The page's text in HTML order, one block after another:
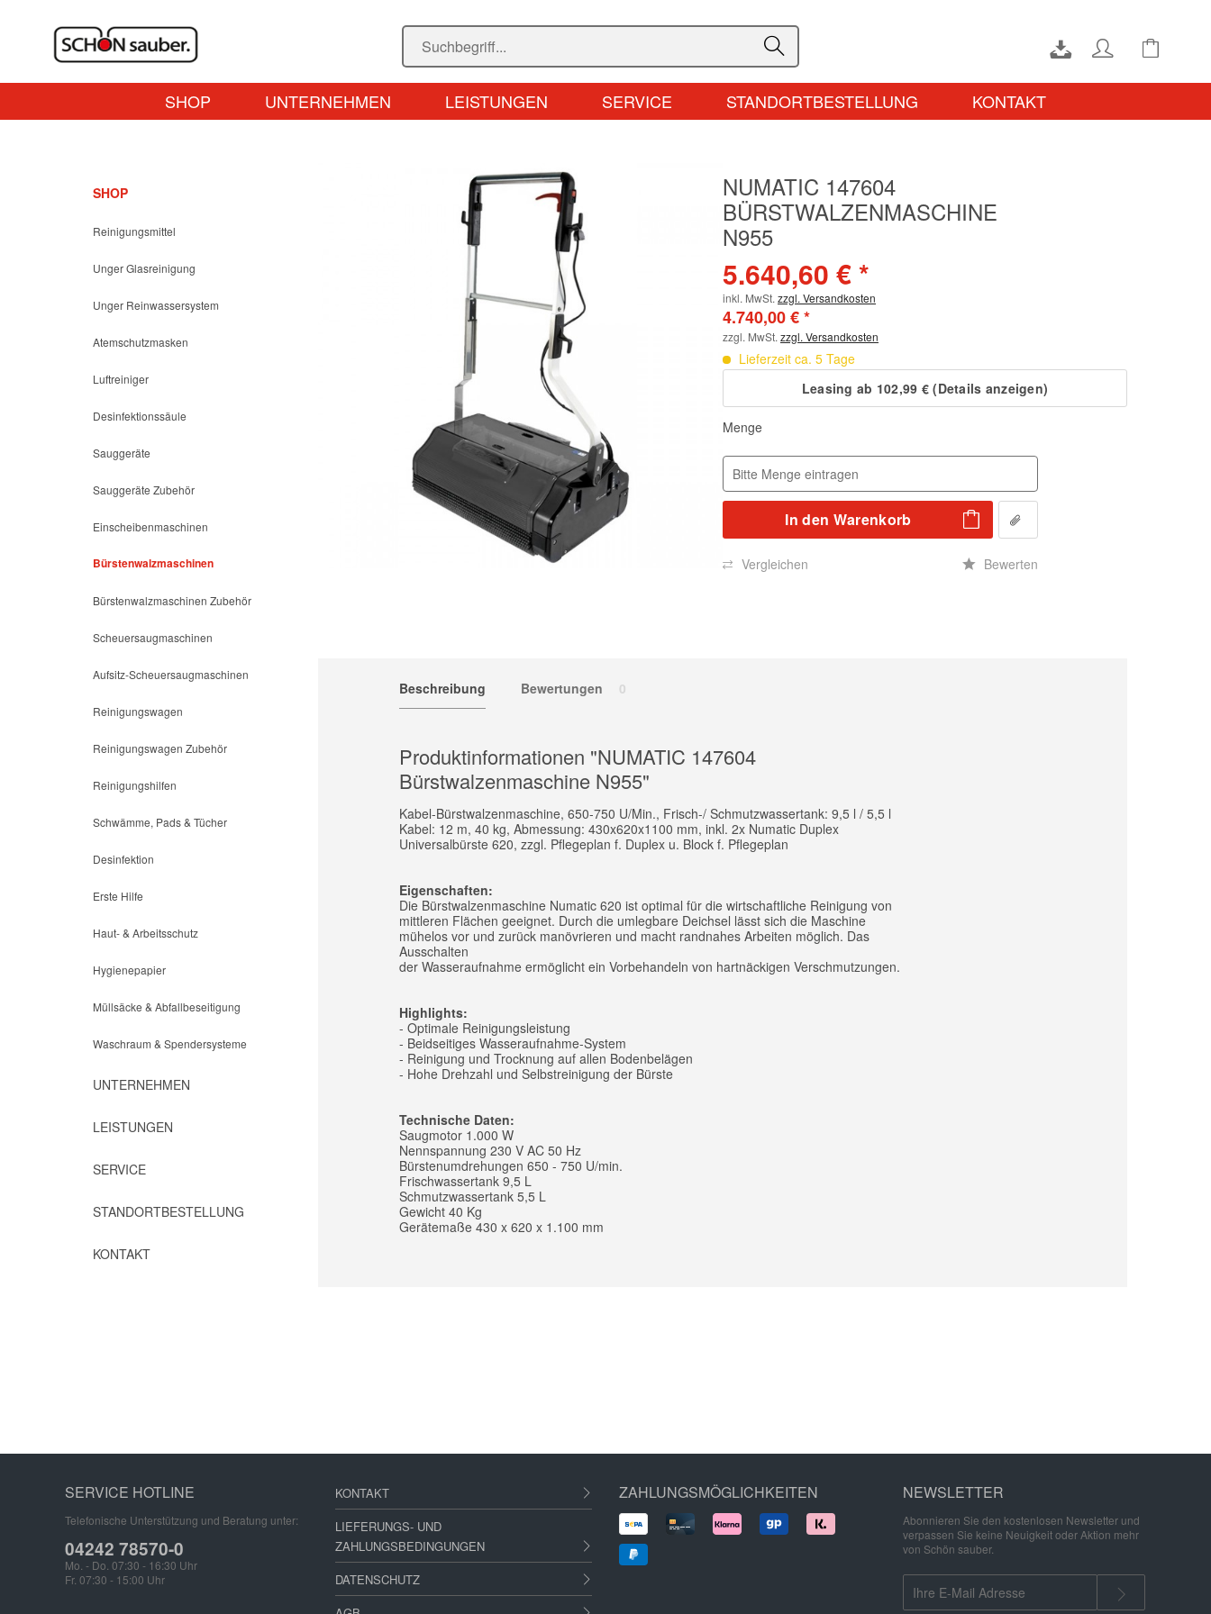
SHOP UNTERNEHMEN LEISTUNGEN SERVICE STANDORTBESTELLUNG KONTAKT
SHOP
Reinigungsmittel
Unger Glasreinigung
Unger Reinwassersystem
Atemschutzmasken
Luftreiniger
Desinfektionssäule
Sauggeräte
Sauggeräte Zubehör
Einscheibenmaschinen
Bürstenwalzmaschinen
Bürstenwalzmaschinen Zubehör
Scheuersaugmaschinen
Aufsitz-Scheuersaugmaschinen
Reinigungswagen
Reinigungswagen Zubehör
Reinigungshilfen
Schwämme, Pads & Tücher
Desinfektion
Erste Hilfe
Haut- & Arbeitsschutz
Hygienepapier
Müllsäcke & Abfallbeseitigung
Waschraum & Spendersysteme
UNTERNEHMEN
LEISTUNGEN
SERVICE
STANDORTBESTELLUNG
KONTAKT
NUMATIC 147604
BÜRSTWALZENMASCHINE
N955
5.640,60 € *
inkl. MwSt. zzgl. Versandkosten
4.740,00 € *
zzgl. MwSt. zzgl. Versandkosten
Lieferzeit ca. 5 Tage
Leasing ab 102,99 € (Details anzeigen)
Menge
In den Warenkorb
Vergleichen Bewerten
Beschreibung Bewertungen 0
Produktinformationen "NUMATIC 147604
Bürstwalzenmaschine N955"
Kabel-Bürstwalzenmaschine, 650-750 U/Min., Frisch-/ Schmutzwassertank: 9,5 l / 5,5 l
Kabel: 12 m, 40 kg, Abmessung: 430x620x1100 mm, inkl. 2x Numatic Duplex
Universalbürste 620, zzgl. Pflegeplan f. Duplex u. Block f. Pflegeplan
Eigenschaften:
Die Bürstwalzenmaschine Numatic 620 ist optimal für die wirtschaftliche Reinigung von
mittleren Flächen geeignet. Durch die umlegbare Deichsel lässt sich die Maschine
mühelos vor und zurück manövrieren und macht randnahes Arbeiten möglich. Das
Ausschalten
der Wasseraufnahme ermöglicht ein Vorbehandeln von hartnäckigen Verschmutzungen.
Highlights:
- Optimale Reinigungsleistung
- Beidseitiges Wasseraufnahme-System
- Reinigung und Trocknung auf allen Bodenbelägen
- Hohe Drehzahl und Selbstreinigung der Bürste
Technische Daten:
Saugmotor 1.000 W
Nennspannung 230 V AC 50 Hz
Bürstenumdrehungen 650 - 750 U/min.
Frischwassertank 9,5 L
Schmutzwassertank 5,5 L
Gewicht 40 Kg
Gerätemaße 430 x 620 x 1.100 mm
SERVICE HOTLINE
Telefonische Unterstützung und Beratung unter:
04242 78570-0
Mo. - Do. 07:30 - 16:30 Uhr
Fr. 07:30 - 15:00 Uhr
KONTAKT
LIEFERUNGS- UND
ZAHLUNGSBEDINGUNGEN
DATENSCHUTZ
ZAHLUNGSMÖGLICHKEITEN NEWSLETTER
Abonnieren Sie den kostenlosen Newsletter und
verpassen Sie keine Neuigkeit oder Aktion mehr
von Schön sauber.